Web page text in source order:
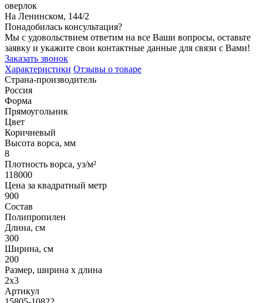
оверлок
На Ленинском, 144/2
Понадобилась консультация?
Мы с удовольствием ответим на все Ваши вопросы, оставьте
заявку и укажите свои контактные данные для связи с Вами!
Заказать звонок
Характеристики Отзывы о товаре
Страна-производитель
Россия
Форма
Прямоугольник
Цвет
Коричневый
Высота ворса, мм
8
Плотность ворса, уз/м²
118000
Цена за квадратный метр
900
Состав
Полипропилен
Длина, см
300
Ширина, см
200
Размер, ширина x длина
2x3
Артикул